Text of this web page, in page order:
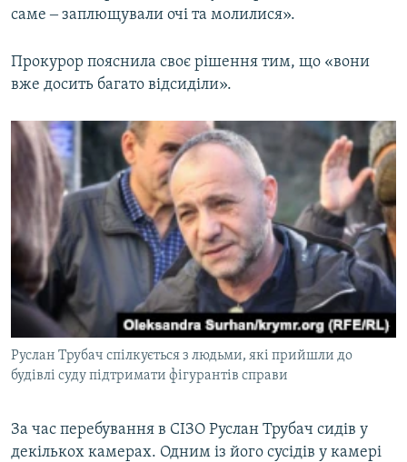
саме ‒ заплющували очі та молилися».
Прокурор пояснила своє рішення тим, що «вони
вже досить багато відсиділи».
Руслан Трубач спілкується з людьми, які прийшли до
будівлі суду підтримати фігурантів справи
За час перебування в СІЗО Руслан Трубач сидів у
декількох камерах. Одним із його сусідів у камері